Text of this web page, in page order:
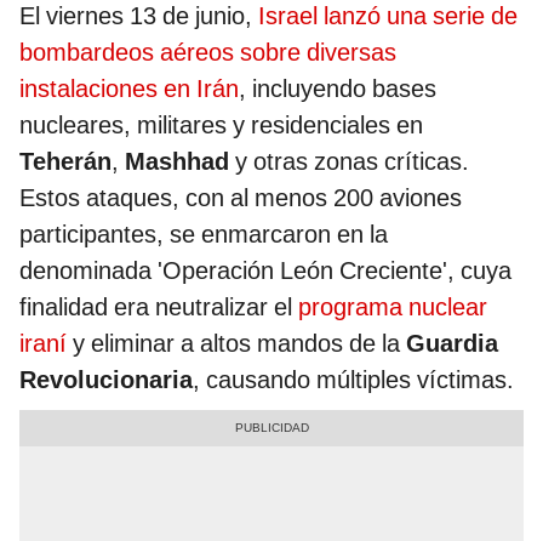
El viernes 13 de junio, Israel lanzó una serie de
bombardeos aéreos sobre diversas
instalaciones en Irán, incluyendo bases
nucleares, militares y residenciales en
Teherán, Mashhad y otras zonas críticas.
Estos ataques, con al menos 200 aviones
participantes, se enmarcaron en la
denominada 'Operación León Creciente', cuya
finalidad era neutralizar el programa nuclear
iraní y eliminar a altos mandos de laGuardia
Revolucionaria, causando múltiples víctimas.